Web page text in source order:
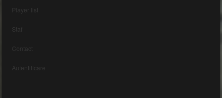
Player list
Staf
Contact
Autentificare